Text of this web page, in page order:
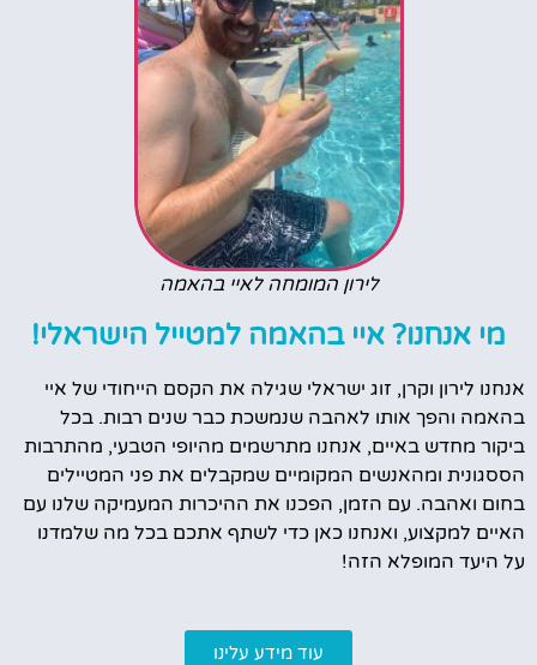
לירון המומחה לאיי בהאמה
מי אנחנו? איי בהאמה למטייל הישראלי!
אנחנו לירון וקרן, זוג ישראלי שגילה את הקסם הייחודי של איי
בהאמה והפך אותו לאהבה שנמשכת כבר שנים רבות. בכל
ביקור מחדש באיים, אנחנו מתרשמים מהיופי הטבעי, מהתרבות
הססגונית ומהאנשים המקומיים שמקבלים את פני המטיילים
בחום ואהבה. עם הזמן, הפכנו את ההיכרות המעמיקה שלנו עם
האיים למקצוע, ואנחנו כאן כדי לשתף אתכם בכל מה שלמדנו
על היעד המופלא הזה!
עוד מידע עלינו